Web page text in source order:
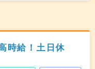
時給！土日休